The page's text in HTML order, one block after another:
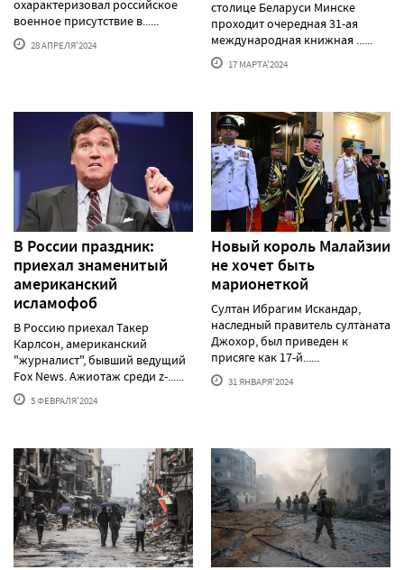
охарактеризовал российское
военное присутствие в......
28 АПРЕЛЯ'2024
столице Беларуси Минске
проходит очередная 31-ая
международная книжная ......
17 МАРТА'2024
В России праздник:
приехал знаменитый
американский
исламофоб
В Россию приехал Такер
Карлсон, американский
"журналист", бывший ведущий
Fox News. Ажиотаж среди z-......
5 ФЕВРАЛЯ'2024
Новый король Малайзии
не хочет быть
марионеткой
Султан Ибрагим Искандар,
наследный правитель султаната
Джохор, был приведен к
присяге как 17-й......
31 ЯНВАРЯ'2024